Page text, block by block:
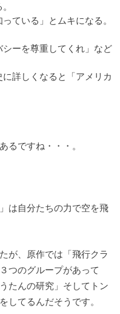
ている」とムキになる。
ーを尊重してくれ」など
詳しくなると「アメリカ
るですね・・・。
は自分たちの力で空を飛
が、原作では「飛行クラ
つのグループがあって
たんの研究」そしてトン
してるんだそうです。